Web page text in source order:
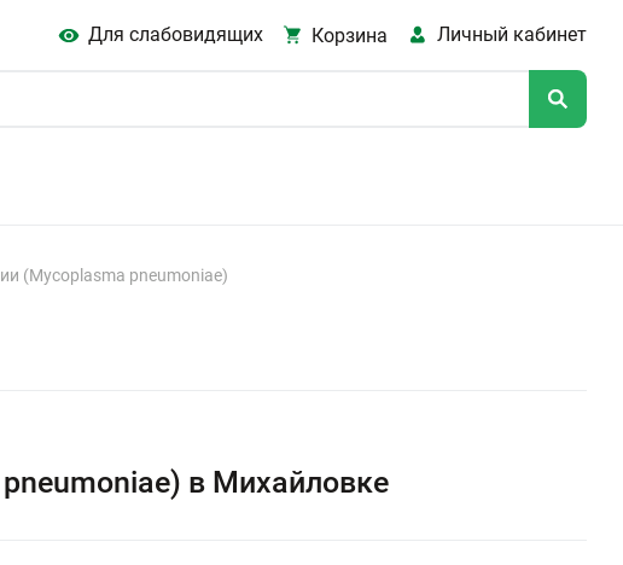
Для слабовидящих Корзина Личный кабинет
(Mycoplasma pneumoniae)
в Михайловке